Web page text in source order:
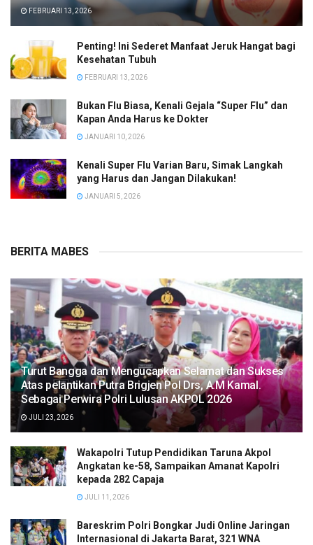
FEBRUARI 13, 2026
Penting! Ini Sederet Manfaat Jeruk Hangat bagi
Kesehatan Tubuh
FEBRUARI 13, 2026
Bukan Flu Biasa, Kenali Gejala “Super Flu” dan
Kapan Anda Harus ke Dokter
JANUARI 10, 2026
Kenali Super Flu Varian Baru, Simak Langkah
yang Harus dan Jangan Dilakukan!
JANUARI 5, 2026
BERITA MABES
Turut Bangga dan Mengucapkan Selamat dan Sukses
Atas pelantikan Putra Brigjen Pol Drs, A.M Kamal.
Sebagai Perwira Polri Lulusan AKPOL 2026
JULI 23, 2026
Wakapolri Tutup Pendidikan Taruna Akpol
Angkatan ke-58, Sampaikan Amanat Kapolri
kepada 282 Capaja
JULI 11, 2026
Bareskrim Polri Bongkar Judi Online Jaringan
Internasional di Jakarta Barat, 321 WNA